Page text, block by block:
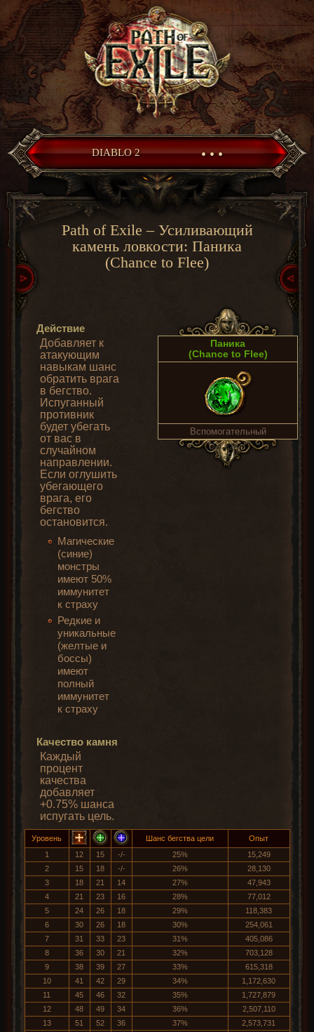
DIABLO 2 • • •
Path of Exile – Усиливающий
камень ловкости: Паника
(Chance to Flee)
Действие
Добавляет к
атакующим
навыкам шанс
обратить врага
в бегство.
Испуганный
противник
будет убегать
от вас в
случайном
направлении.
Если оглушить
убегающего
врага, его
бегство
остановится.
Магические
(синие)
монстры
имеют 50%
иммунитет
к страху
Редкие и
уникальные
(желтые и
боссы)
имеют
полный
иммунитет
к страху
Качество камня
Каждый
процент
качества
добавляет
+0.75% шанса
испугать цель.
Паника
(Chance to Flee)
Вспомогательный
Уровень Шанс бегства цели
Опыт
1
12 15 -/- 25%
15,249
2
15 18 -/- 26%
28,130
3
18 21 14 27%
47,943
4
21 23 16 28%
77,012
5
24 26 18 29%
118,383
6
30 26 18 30%
254,061
7
31 33 23 31%
405,086
8
36 30 21 32%
703,128
9
38 39 27 33%
615,318
10
41 42 29 34%
1,172,630
11
45 46 32 35%
1,727,879
12
48 49 34 36%
2,507,110
13
51 52 36 37%
2,573,731